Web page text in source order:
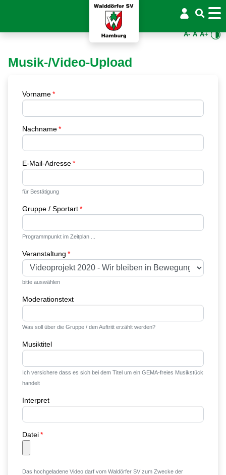
A- A A+
Musik-/Video-Upload
Vorname
Nachname
E-Mail-Adresse
für Bestätigung
Gruppe / Sportart
Programmpunkt im Zeitplan ...
Veranstaltung
bitte auswählen
Moderationstext
Was soll über die Gruppe / den Auftritt erzählt werden?
Musiktitel
Ich versichere dass es sich bei dem Titel um ein GEMA-freies Musikstück
handelt
Interpret
Datei
Das hochgeladene Video darf vom Waldörfer SV zum Zwecke der